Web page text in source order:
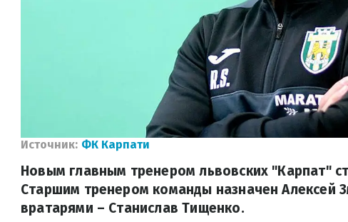
Источник: ФК Карпати
Новым главным тренером львовских "Карпат"
Старшим тренером команды назначен Алексей
вратарями – Станислав Тищенко.